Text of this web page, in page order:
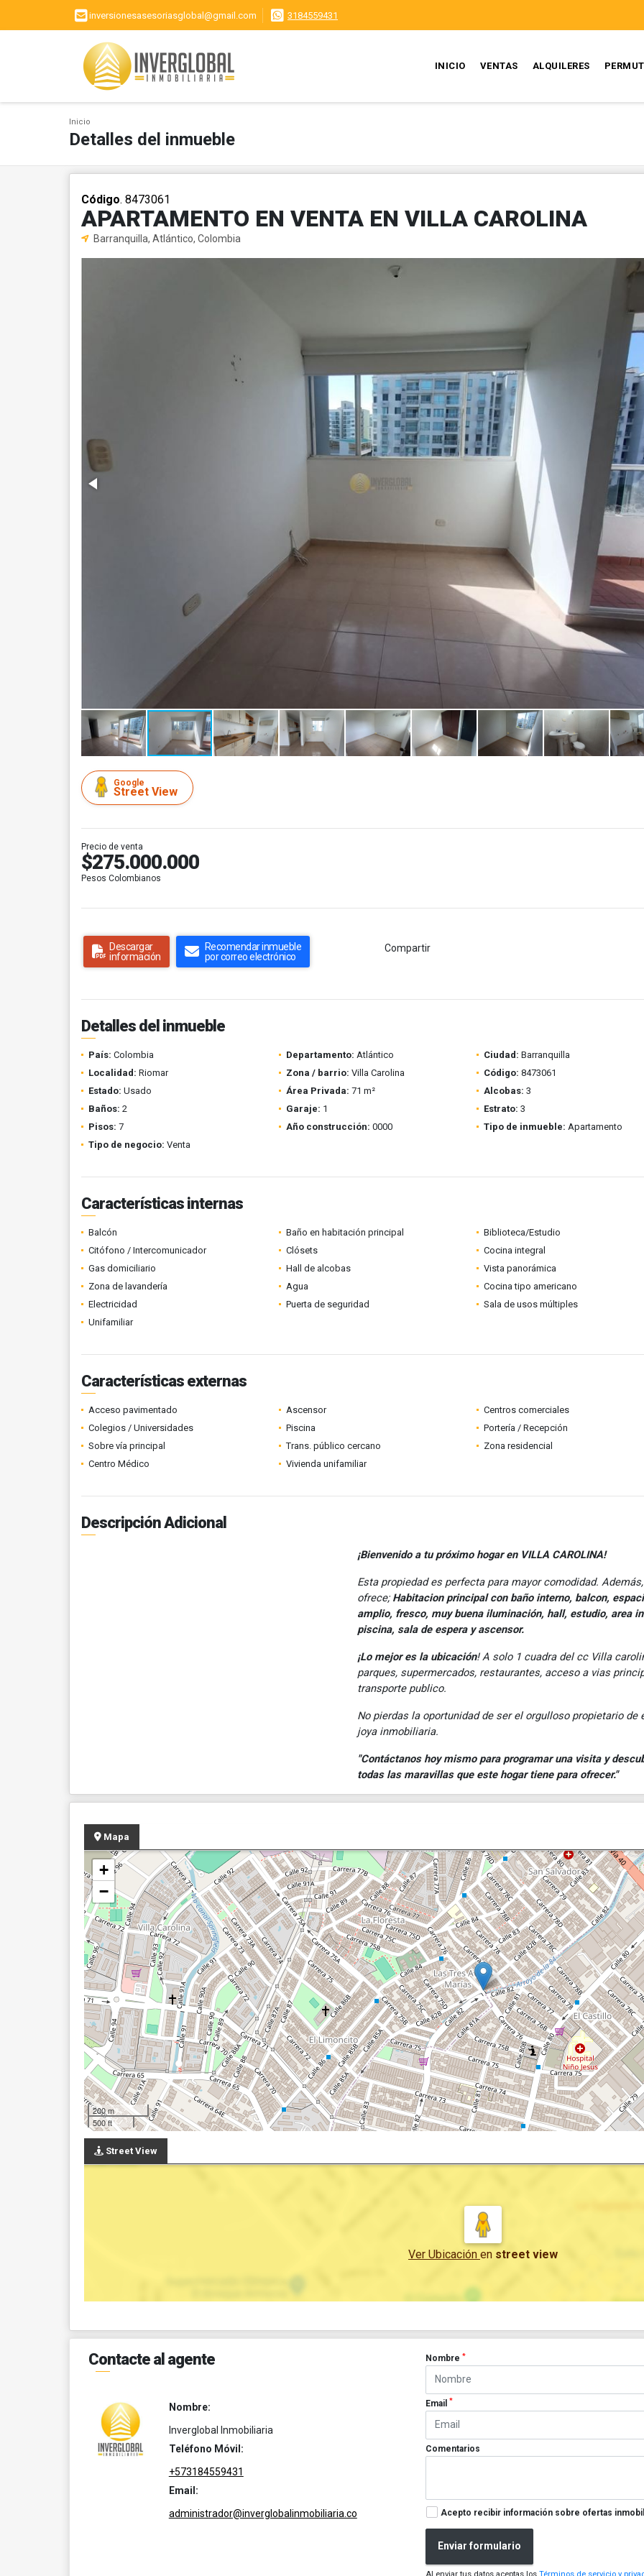
inversionesasesoriasglobal@gmail.com 3184559431
INICIO VENTAS ALQUILERES
Inicio
Detalles del inmueble
Código. 8473061
APARTAMENTO EN VENTA EN VILLA CAROLINA
Barranquilla, Atlántico, Colombia
Google
Street View
Precio de venta
$275.000.000
Pesos Colombianos
Descargar
información
Recomendar inmueble
por correo electrónico
Compartir
Detalles del inmueble
País: Colombia Departamento: Atlántico Ciudad: Barranquilla
Localidad: Riomar Zona / barrio: Villa Carolina Código: 8473061
Estado: Usado Área Privada: 71 m² Alcobas: 3
Baños: 2 Garaje: 1 Estrato: 3
Pisos: 7 Año construcción: 0000 Tipo de inmueble: Apartamento
Tipo de negocio: Venta
Características internas
Balcón Baño en habitación principal
Biblioteca/Estudio
Citófono / Intercomunicador
Clósets
Cocina integral
Gas domiciliario
Hall de alcobas
Vista panorámica
Zona de lavandería
Agua
Cocina tipo americano
Electricidad
Puerta de seguridad
Sala de usos múltiples
Unifamiliar
Características externas
Acceso pavimentado Ascensor
Centros comerciales
Colegios / Universidades
Piscina
Portería / Recepción
Sobre vía principal
Trans. público cercano
Zona residencial
Centro Médico
Vivienda unifamiliar
Descripción Adicional
¡Bienvenido a tu próximo hogar en VILLA CAROLINA!
Esta propiedad es perfecta para mayor comodidad. Además,
ofrece; Habitacion principal con baño interno, balcon,
amplio, fresco, muy buena iluminación, hall, estudio, area
piscina, sala de espera y ascensor.
¡Lo mejor es la ubicación! A solo 1 cuadra del cc Villa
parques, supermercados, restaurantes, acceso a vias
transporte publico.
No pierdas la oportunidad de ser el orgulloso propietario de
joya inmobiliaria.
"Contáctanos hoy mismo para programar una visita y
todas las maravillas que este hogar tiene para ofrecer."
Mapa
+
−
200 m
500 ft
Street View
Ver Ubicación en street view
Contacte al agente
Nombre:
Inverglobal Inmobiliaria
Teléfono Móvil:
+573184559431
Email:
administrador@inverglobalinmobiliaria.co
Nombre*
Email*
Comentarios
Acepto recibir información sobre ofertas
Enviar formulario
Al enviar tus datos aceptas losTérminos de servicio y